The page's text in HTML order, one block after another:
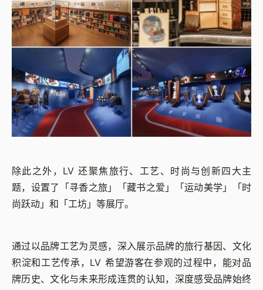
除此之外，LV 还聚焦旅行、工艺、时尚与创新四大主
题，设置了「寻香之旅」「藏书之爱」「运动美学」「时
尚跃动」和「工坊」等展厅。
通过以品牌工艺为灵感，深入展示品牌的旅行基因、文化
积淀和工艺传承，LV 希望游客在参观的过程中，能对品
牌历史、文化与未来形成连贯的认知，深度感受品牌始终